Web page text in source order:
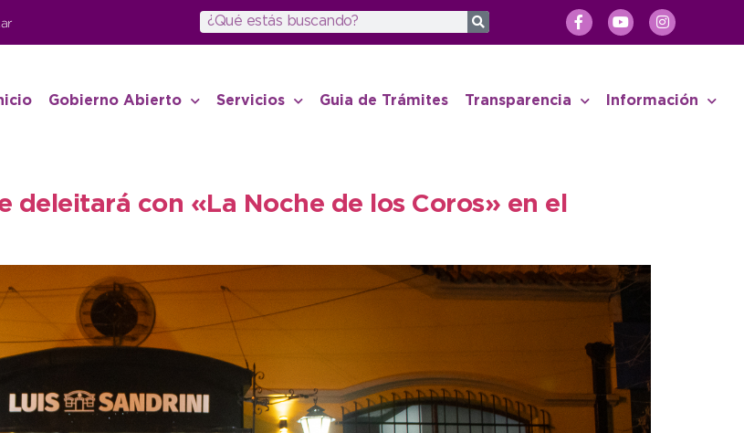
Gobierno Abierto Servicios Guia de Trámites Transparencia Información
deleitará con «La Noche de los Coros» en el